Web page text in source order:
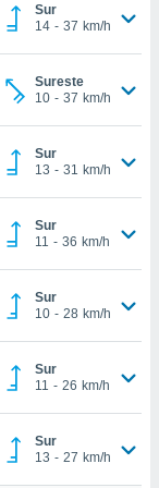
Sur
14 - 37 km/h
Sureste
10 - 37 km/h
Sur
13 - 31 km/h
Sur
11 - 36 km/h
Sur
10 - 28 km/h
Sur
11 - 26 km/h
Sur
13 - 27 km/h